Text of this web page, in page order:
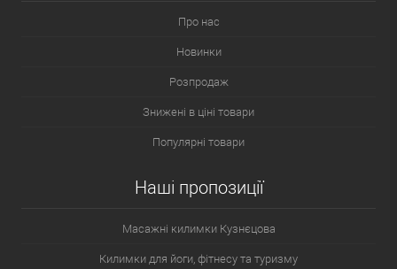
Про нас
Новинки
Розпродаж
Знижені в ціні товари
Популярні товари
Наші пропозиції
Масажні килимки Кузнєцова
Килимки для йоги, фітнесу та туризму